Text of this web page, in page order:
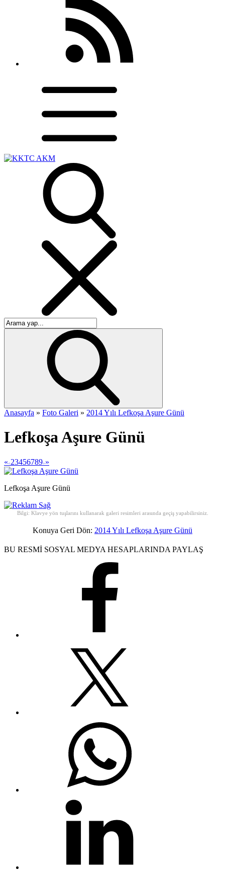
Anasayfa » Foto Galeri » 2014 Yılı Lefkoşa Aşure Günü
Lefkoşa Aşure Günü
«< 23456789> »
Lefkoşa Aşure Günü
Bilgi: Klavye yön tuşlarını kullanarak galeri resimleri arasında geçiş yapabilirsiniz.
Konuya Geri Dön: 2014 Yılı Lefkoşa Aşure Günü
BU RESMİ SOSYAL MEDYA HESAPLARINDA PAYLAŞ